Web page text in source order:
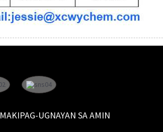
MAKIPAG-UGNAYAN SA AMIN